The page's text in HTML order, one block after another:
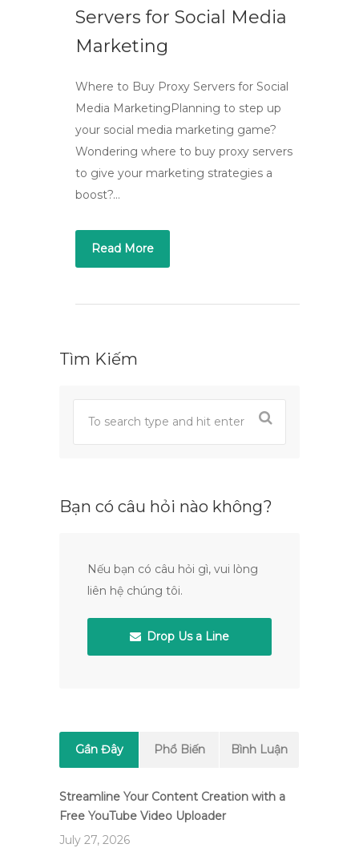
Servers for Social Media
Marketing
Where to Buy Proxy Servers for Social
Media MarketingPlanning to step up
your social media marketing game?
Wondering where to buy proxy servers
to give your marketing strategies a
boost?…
Read More
Tìm Kiếm
Bạn có câu hỏi nào không?
Nếu bạn có câu hỏi gì, vui lòng
liên hệ chúng tôi.
Drop Us a Line
Gần Đây Phổ Biến Bình Luận
Streamline Your Content Creation with a
Free YouTube Video Uploader
July 27, 2026